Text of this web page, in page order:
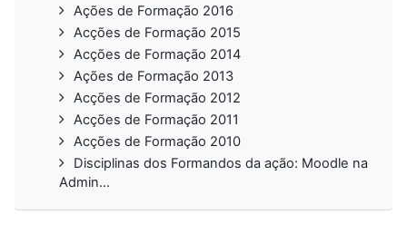
Ações de Formação 2016
Acções de Formação 2015
Acções de Formação 2014
Ações de Formação 2013
Acções de Formação 2012
Acções de Formação 2011
Acções de Formação 2010
Disciplinas dos Formandos da ação: Moodle na
Admin...